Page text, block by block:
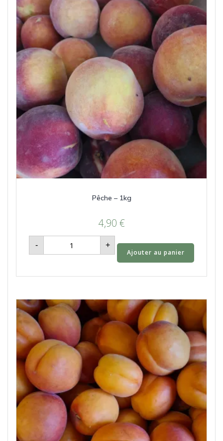
Pêche – 1kg
4,90 €
-
quantité
de
Pêche
+
Ajouter au panier